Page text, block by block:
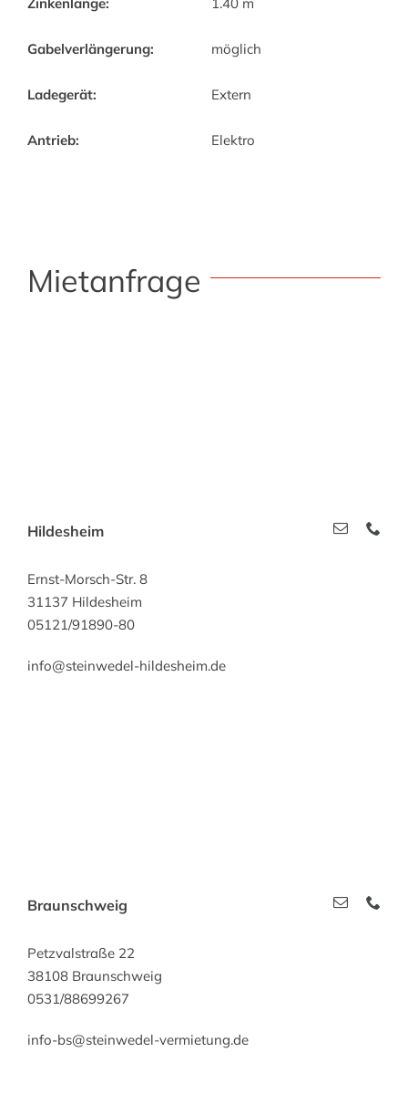
Gabelverlängerung:
Ladegerät:
Antrieb:
möglich
Extern
Elektro
Mietanfrage
Hildesheim
Ernst-Morsch-Str. 8
31137 Hildesheim
05121/91890-80
info@steinwedel-hildesheim.de
Braunschweig
Petzvalstraße 22
38108 Braunschweig
0531/88699267
info-bs@steinwedel-vermietung.de